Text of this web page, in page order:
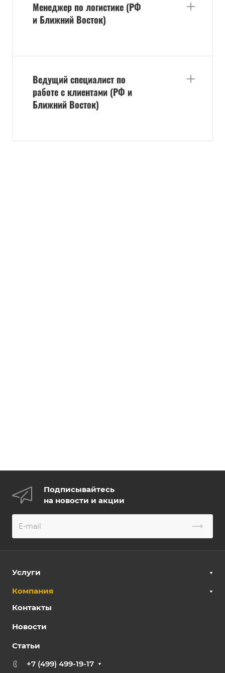
Менеджер по логистике (РФ
и Ближний Восток)
Ведущий специалист по
работе с клиентами (РФ и
Ближний Восток)
Подписывайтесь
на новости и акции
Услуги
Компания
Контакты
Новости
Статьи
+7 (499) 499-19-17